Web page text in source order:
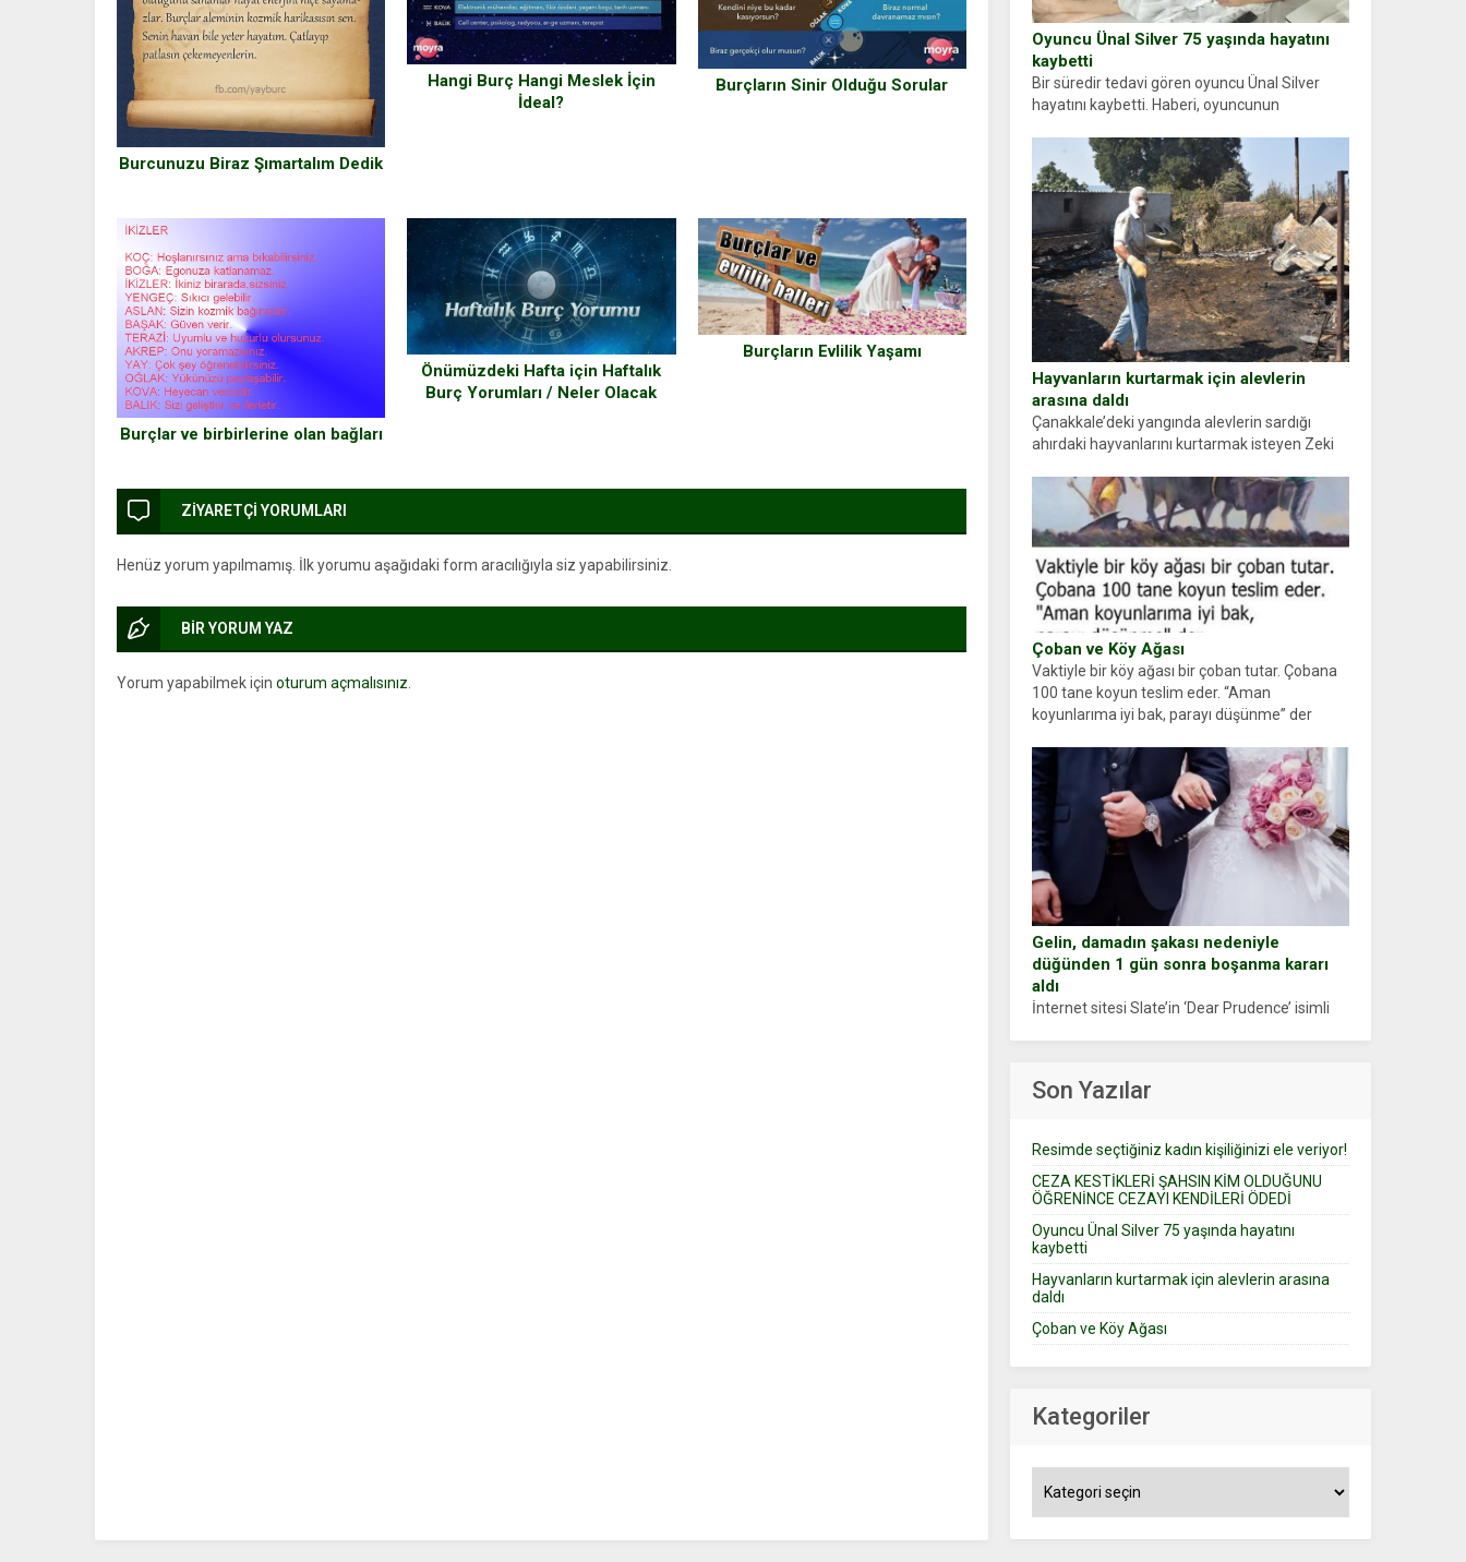
Oyuncu Ünal Silver 75 yaşında hayatını
kaybetti
Bir süredir tedavi gören oyuncu Ünal Silver
hayatını kaybetti. Haberi, oyuncunun
sosyal medya hesabında “Usta Oyuncumuz ve
çok değerli dostumuz...
Hayvanların kurtarmak için alevlerin
arasına daldı
Çanakkale’deki yangında alevlerin sardığı
ahırdaki hayvanlarını kurtarmak isteyen Zeki
ellerinde yanıklar oluşan Demir, kâbus dolu
anları anlattı… Merkeze bağlı...
Çoban ve Köy Ağası
Vaktiyle bir köy ağası bir çoban tutar. Çobana
100 tane koyun teslim eder. “Aman
koyunlarıma iyi bak, parayı düşünme” der
Gelin, damadın şakası nedeniyle
düğünden 1 gün sonra boşanma kararı
aldı
İnternet sitesi Slate’in ‘Dear Prudence’ isimli
Son Yazılar
Resimde seçtiğiniz kadın kişiliğinizi ele veriyor!
CEZA KESTİKLERİ ŞAHSIN KİM OLDUĞUNU
ÖĞRENİNCE CEZAYI KENDİLERİ ÖDEDİ
Oyuncu Ünal Silver 75 yaşında hayatını
kaybetti
Hayvanların kurtarmak için alevlerin arasına
daldı
Çoban ve Köy Ağası
Kategoriler
Burcunuzu Biraz Şımartalım Dedik
Hangi Burç Hangi Meslek İçin
İdeal?
Burçların Sinir Olduğu Sorular
Burçlar ve birbirlerine olan bağları
Önümüzdeki Hafta için Haftalık
Burç Yorumları / Neler Olacak
Burçların Evlilik Yaşamı
ZİYARETÇİ YORUMLARI
Henüz yorum yapılmamış. İlk yorumu aşağıdaki form aracılığıyla siz yapabilirsiniz.
BİR YORUM YAZ
Yorum yapabilmek için oturum açmalısınız.